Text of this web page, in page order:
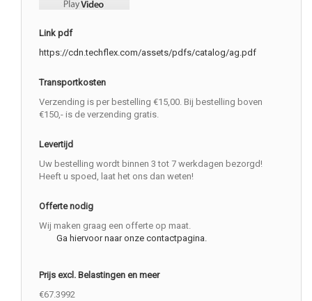
Link pdf
https://cdn.techflex.com/assets/pdfs/catalog/ag.pdf
Transportkosten
Verzending is per bestelling €15,00. Bij bestelling boven
€150,- is de verzending gratis.
Levertijd
Uw bestelling wordt binnen 3 tot 7 werkdagen bezorgd!
Heeft u spoed, laat het ons dan weten!
Offerte nodig
Wij maken graag een offerte op maat.
Ga hiervoor naar onze contactpagina.
Prijs excl. Belastingen en meer
€67.3992